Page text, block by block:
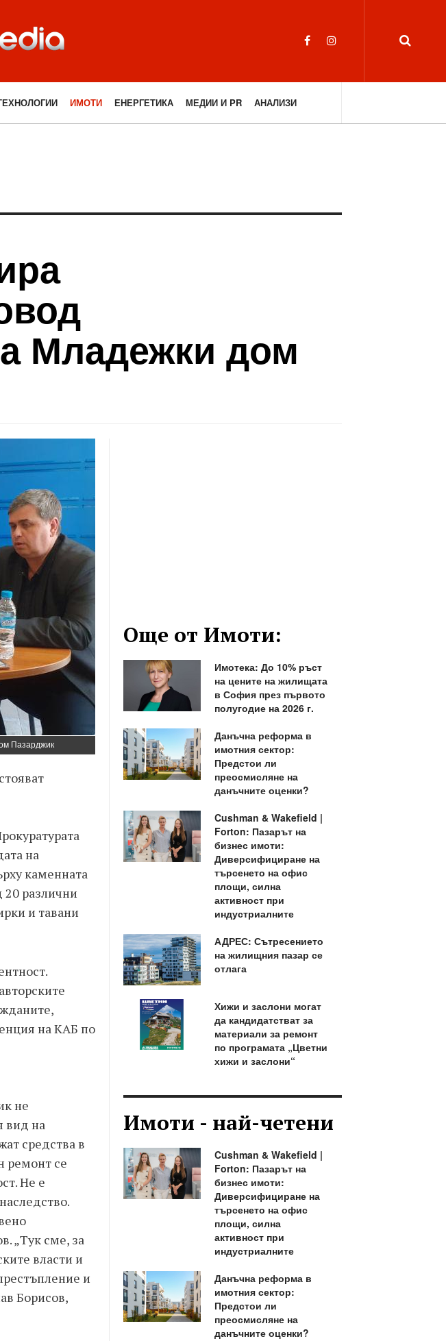
ИМОТИ ЕНЕРГЕТИКА МЕДИИ И PR АНАЛИЗИ
Младежки дом
Пазарджик
на
каменната
20 различни
и тавани
на КАБ по
не
вид на
средства в
ремонт се
Не е
„Тук сме, за
власти и
и
Борисов,
Още от Имоти:
Имотека: До 10% ръст
на цените на жилищата
в София през първото
полугодие на 2026 г.
Данъчна реформа в
имотния сектор:
Предстои ли
преосмисляне на
данъчните оценки?
Cushman & Wakefield |
Forton: Пазарът на
бизнес имоти:
Диверсифициране на
търсенето на офис
площи, силна
активност при
индустриалните
АДРЕС: Сътресението
на жилищния пазар се
отлага
Хижи и заслони могат
да кандидатстват за
материали за ремонт
по програмата „Цветни
хижи и заслони“
Имоти - най-четени
Cushman & Wakefield |
Forton: Пазарът на
бизнес имоти:
Диверсифициране на
търсенето на офис
площи, силна
активност при
индустриалните
Данъчна реформа в
имотния сектор:
Предстои ли
преосмисляне на
данъчните оценки?